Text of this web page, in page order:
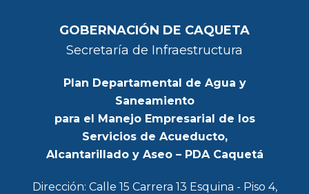
GOBERNACIÓN DE CAQUETA
Secretaría de Infraestructura
Plan Departamental de Agua y
Saneamiento
para el Manejo Empresarial de los
Servicios de Acueducto,
Alcantarillado y Aseo – PDA Caquetá
Dirección: Calle 15 Carrera 13 Esquina - Piso 4,